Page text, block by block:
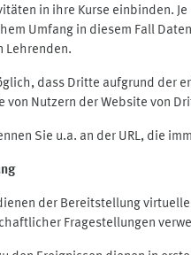
in ihre Kurse einbinden.
Umfang in diesem Fall
Lehrenden.
dass Dritte aufgrund der
von Nutzern der Website von
Sie u.a. an der URL, die
der Bereitstellung
Fragestellungen